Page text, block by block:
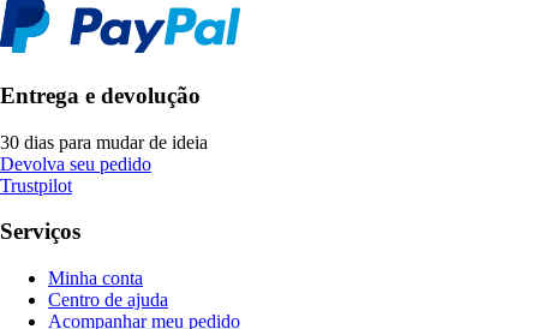
Entrega e devolução
30 dias para mudar de ideia
Devolva seu pedido
Trustpilot
Serviços
Minha conta
Centro de ajuda
Acompanhar meu pedido